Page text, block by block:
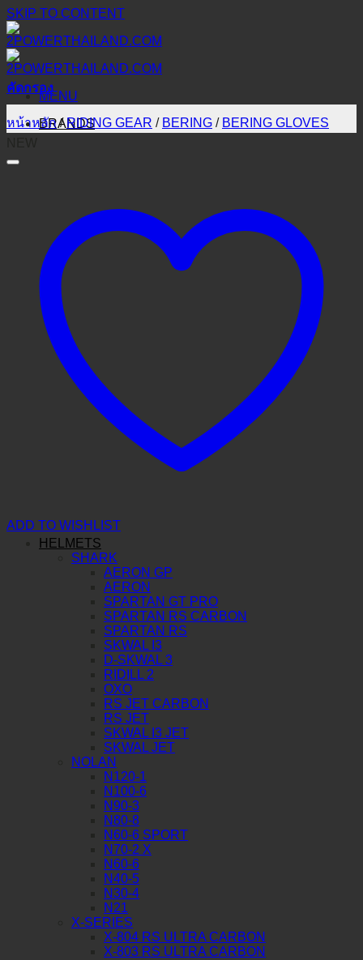
SKIP TO CONTENT
MENU
BRANDS
HELMETS
SHARK
AERON GP
AERON
SPARTAN GT PRO
SPARTAN RS CARBON
SPARTAN RS
SKWAL I3
D-SKWAL 3
RIDILL 2
OXO
RS JET CARBON
RS JET
SKWAL I3 JET
SKWAL JET
NOLAN
N120-1
N100-6
N90-3
N80-8
N60-6 SPORT
N70-2 X
N60-6
N40-5
N30-4
N21
X-SERIES
X-804 RS ULTRA CARBON
X-803 RS ULTRA CARBON
คัดกรอง
หน้าหลัก / RIDING GEAR / BERING / BERING GLOVES
ADD TO WISHLIST